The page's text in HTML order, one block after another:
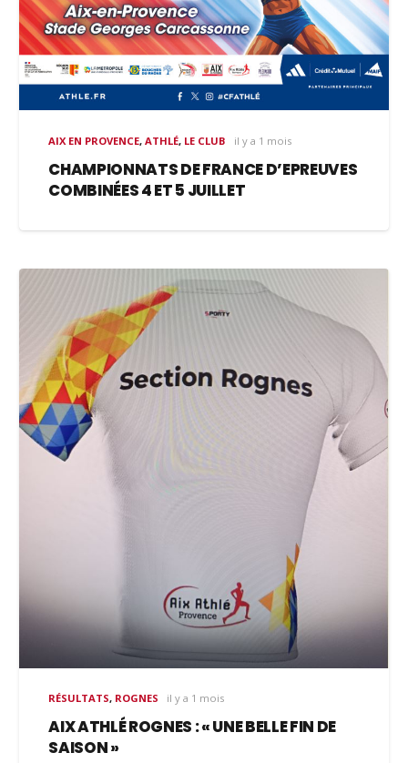
AIX EN PROVENCE,ATHLÉ, LE CLUB il y a 1 mois
CHAMPIONNATS DE FRANCE D’EPREUVES
COMBINÉES 4 ET 5 JUILLET
RÉSULTATS, ROGNES il y a 1 mois
AIX ATHLÉ ROGNES : « UNE BELLE FIN DE
SAISON »